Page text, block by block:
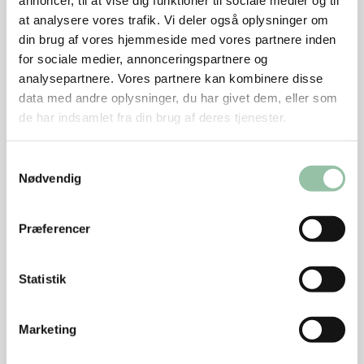
at analysere vores trafik. Vi deler også oplysninger om
din brug af vores hjemmeside med vores partnere inden
for sociale medier, annonceringspartnere og
analysepartnere. Vores partnere kan kombinere disse
data med andre oplysninger, du har givet dem, eller som
de har indsamlet fra din brug af deres tjenester.
Nødvendig
Præferencer
Statistik
Marketing
lange stykker på skrå.
Skær peberfrugterne i tynde strimler.
Varm en wok eller en sauterpande ved kraftig
varme.
Kom 1 spsk olie i woken og derefter kødet uden
Lad kødet blive brunt før det vendes.
Tag kødet op på en tallerken og dæk det med
Kog det godt igennem.